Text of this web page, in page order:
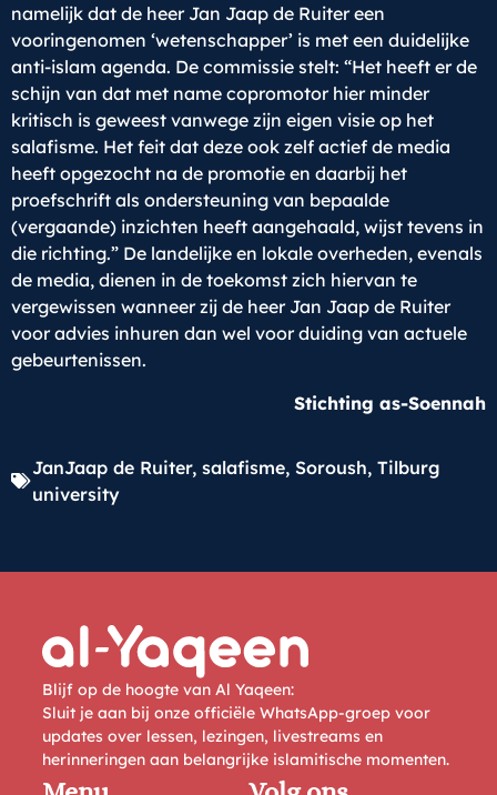
namelijk dat de heer Jan Jaap de Ruiter een
vooringenomen ‘wetenschapper’ is met een duidelijke
anti-islam agenda. De commissie stelt: “Het heeft er de
schijn van dat met name copromotor hier minder
kritisch is geweest vanwege zijn eigen visie op het
salafisme. Het feit dat deze ook zelf actief de media
heeft opgezocht na de promotie en daarbij het
proefschrift als ondersteuning van bepaalde
(vergaande) inzichten heeft aangehaald, wijst tevens in
die richting.” De landelijke en lokale overheden, evenals
de media, dienen in de toekomst zich hiervan te
vergewissen wanneer zij de heer Jan Jaap de Ruiter
voor advies inhuren dan wel voor duiding van actuele
gebeurtenissen.
Stichting as-Soennah
JanJaap de Ruiter, salafisme, Soroush, Tilburg
university
Blijf op de hoogte van Al Yaqeen:
Sluit je aan bij onze officiële WhatsApp-groep voor
updates over lessen, lezingen, livestreams en
herinneringen aan belangrijke islamitische momenten.